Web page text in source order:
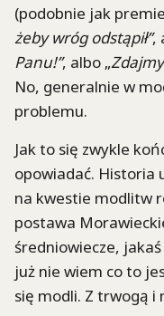
(podobnie jak
żeby wróg odstąpił”,
Panu!”, albo „
No, generalnie w
problemu.
Jak to się zwykle
opowiadać. Historia
na kwestie modlitw
postawa
średniowiecze,
już nie wiem co to
się modli. Z trwogą i